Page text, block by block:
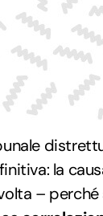
la
– perché